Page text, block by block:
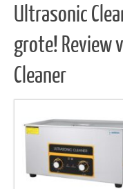
Ultrasonic
grote! Review
Cleaner